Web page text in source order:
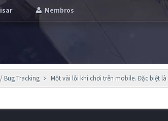
Membros
Bug Tracking Một vài lỗi khi chơi trên mobile. Đặc biệt là